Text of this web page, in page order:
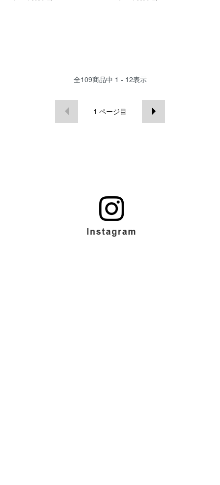
全109商品中 1 - 12表示
1 ページ目